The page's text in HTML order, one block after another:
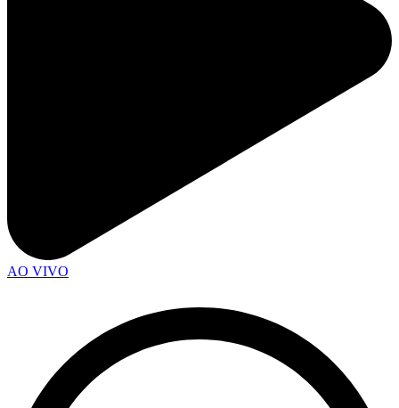
AO VIVO